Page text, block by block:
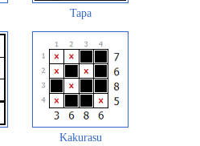
Tapa
Kakurasu